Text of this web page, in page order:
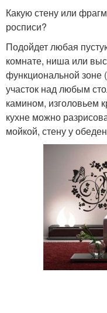
Какую стену или
росписи?
Подойдет любая
комнате, ниша или
функциональной зоне
участок над любым
камином, изголовьем
кухне можно
мойкой, стену у